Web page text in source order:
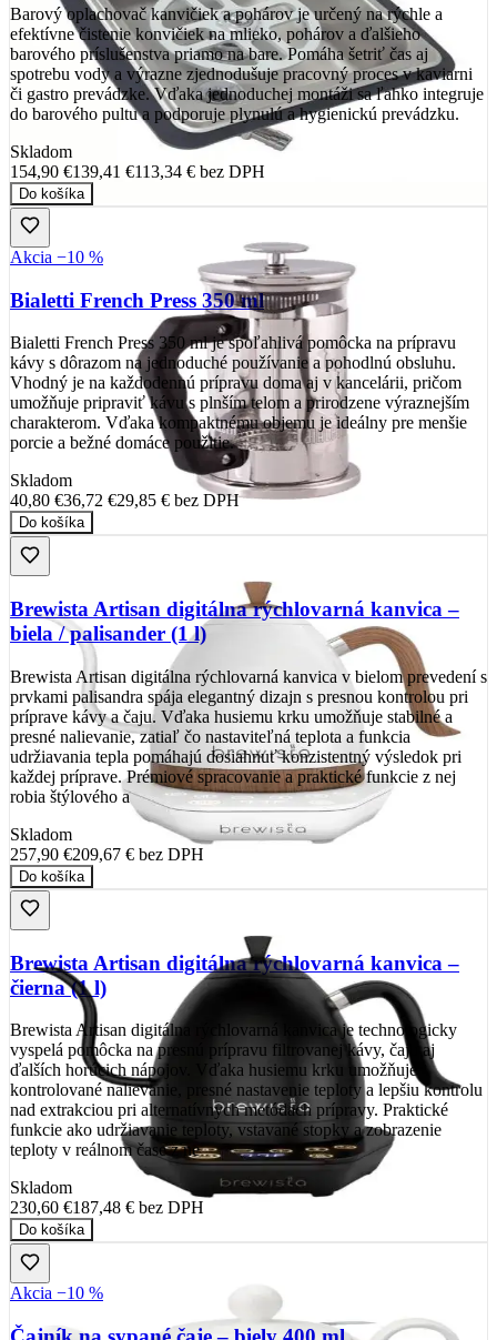
Barový oplachovač kanvičiek a pohárov je určený na rýchle a
efektívne čistenie konvičiek na mlieko, pohárov a ďalšieho
barového príslušenstva priamo na bare. Pomáha šetriť čas aj
spotrebu vody a výrazne zjednodušuje pracovný proces v kaviarni
či gastro prevádzke. Vďaka jednoduchej montáži sa ľahko integruje
do barového pultu a podporuje plynulú a hygienickú prevádzku.
Skladom
154,90 €139,41 €113,34 € bez DPH
Do košíka
Akcia −10 %
Bialetti French Press 350 ml
Bialetti French Press 350 ml je spoľahlivá pomôcka na prípravu
kávy s dôrazom na jednoduché používanie a pohodlnú obsluhu.
Vhodný je na každodennú prípravu doma aj v kancelárii, pričom
umožňuje pripraviť kávu s plnším telom a prirodzene výraznejším
charakterom. Vďaka kompaktnému objemu je ideálny pre menšie
porcie a bežné domáce použitie.
Skladom
40,80 €36,72 €29,85 € bez DPH
Do košíka
Brewista Artisan digitálna rýchlovarná kanvica –
biela / palisander (1 l)
Brewista Artisan digitálna rýchlovarná kanvica v bielom prevedení s
prvkami palisandra spája elegantný dizajn s presnou kontrolou pri
príprave kávy a čaju. Vďaka husiemu krku umožňuje stabilné a
presné nalievanie, zatiaľ čo nastaviteľná teplota a funkcia
udržiavania tepla pomáhajú dosiahnuť konzistentný výsledok pri
každej príprave. Prémiové spracovanie a praktické funkcie z nej
robia štýlového a
Skladom
257,90 €209,67 € bez DPH
Do košíka
Brewista Artisan digitálna rýchlovarná kanvica –
čierna (1 l)
Brewista Artisan digitálna rýchlovarná kanvica je technologicky
vyspelá pomôcka na presnú prípravu filtrovanej kávy, čaju aj
ďalších horúcich nápojov. Vďaka husiemu krku umožňuje
kontrolované nalievanie, presné nastavenie teploty a lepšiu kontrolu
nad extrakciou pri alternatívnych metódach prípravy. Praktické
funkcie ako udržiavanie teploty, vstavané stopky a zobrazenie
teploty v reálnom čase z ne
Skladom
230,60 €187,48 € bez DPH
Do košíka
Akcia −10 %